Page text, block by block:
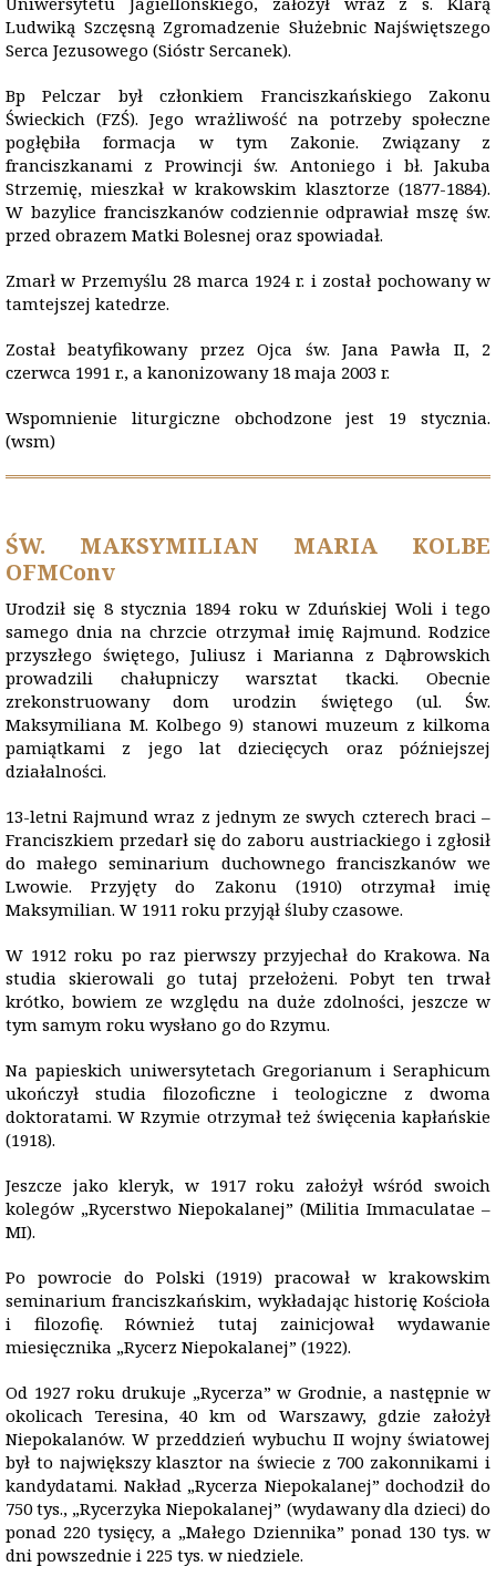
Ludwiką Szczęsną Zgromadzenie Służebnic Najświętszego
Serca Jezusowego (Sióstr Sercanek).
Bp Pelczar był członkiem Franciszkańskiego Zakonu
Świeckich (FZŚ). Jego wrażliwość na potrzeby społeczne
pogłębiła formacja w tym Zakonie. Związany z
franciszkanami z Prowincji św. Antoniego i bł. Jakuba
Strzemię, mieszkał w krakowskim klasztorze (1877-1884).
W bazylice franciszkanów codziennie odprawiał mszę św.
przed obrazem Matki Bolesnej oraz spowiadał.
Zmarł w Przemyślu 28 marca 1924 r. i został pochowany w
tamtejszej katedrze.
Został beatyfikowany przez Ojca św. Jana Pawła II, 2
czerwca 1991 r., a kanonizowany 18 maja 2003 r.
Wspomnienie liturgiczne obchodzone jest 19 stycznia.
(wsm)
ŚW. MAKSYMILIAN MARIA KOLBE
OFMConv
Urodził się 8 stycznia 1894 roku w Zduńskiej Woli i tego
samego dnia na chrzcie otrzymał imię Rajmund. Rodzice
przyszłego świętego, Juliusz i Marianna z Dąbrowskich
prowadzili chałupniczy warsztat tkacki. Obecnie
zrekonstruowany dom urodzin świętego (ul. Św.
Maksymiliana M. Kolbego 9) stanowi muzeum z kilkoma
pamiątkami z jego lat dziecięcych oraz późniejszej
działalności.
13-letni Rajmund wraz z jednym ze swych czterech braci –
Franciszkiem przedarł się do zaboru austriackiego i zgłosił
do małego seminarium duchownego franciszkanów we
Lwowie. Przyjęty do Zakonu (1910) otrzymał imię
Maksymilian. W 1911 roku przyjął śluby czasowe.
W 1912 roku po raz pierwszy przyjechał do Krakowa. Na
studia skierowali go tutaj przełożeni. Pobyt ten trwał
krótko, bowiem ze względu na duże zdolności, jeszcze w
tym samym roku wysłano go do Rzymu.
Na papieskich uniwersytetach Gregorianum i Seraphicum
ukończył studia filozoficzne i teologiczne z dwoma
doktoratami. W Rzymie otrzymał też święcenia kapłańskie
(1918).
Jeszcze jako kleryk, w 1917 roku założył wśród swoich
kolegów „Rycerstwo Niepokalanej” (Militia Immaculatae –
MI).
Po powrocie do Polski (1919) pracował w krakowskim
seminarium franciszkańskim, wykładając historię Kościoła
i filozofię. Również tutaj zainicjował wydawanie
miesięcznika „Rycerz Niepokalanej” (1922).
Od 1927 roku drukuje „Rycerza” w Grodnie, a następnie w
okolicach Teresina, 40 km od Warszawy, gdzie założył
Niepokalanów. W przeddzień wybuchu II wojny światowej
był to największy klasztor na świecie z 700 zakonnikami i
kandydatami. Nakład „Rycerza Niepokalanej” dochodził do
750 tys., „Rycerzyka Niepokalanej” (wydawany dla dzieci) do
ponad 220 tysięcy, a „Małego Dziennika” ponad 130 tys. w
dni powszednie i 225 tys. w niedziele.